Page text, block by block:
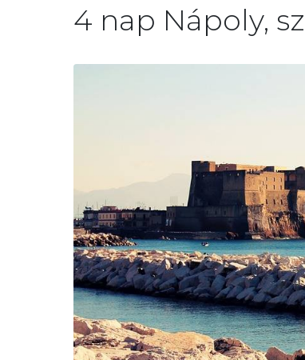
4 nap Nápoly,